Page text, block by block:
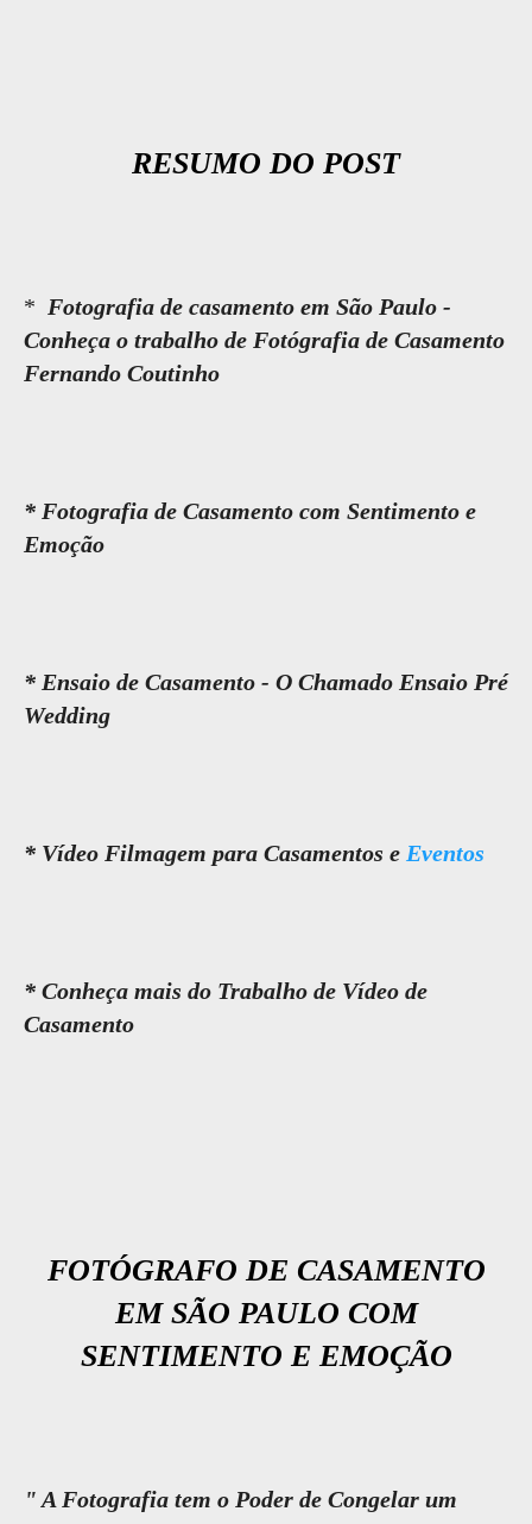
RESUMO DO POST
* Fotografia de casamento em São Paulo -
Conheça o trabalho de Fotógrafia de Casamento
Fernando Coutinho
* Fotografia de Casamento com Sentimento e
Emoção
* Ensaio de Casamento - O Chamado Ensaio Pré
Wedding
* Vídeo Filmagem para Casamentos e Eventos
* Conheça mais do Trabalho de Vídeo de
Casamento
FOTÓGRAFO DE CASAMENTO
EM SÃO PAULO COM
SENTIMENTO E EMOÇÃO
" A Fotografia tem o Poder de Congelar um